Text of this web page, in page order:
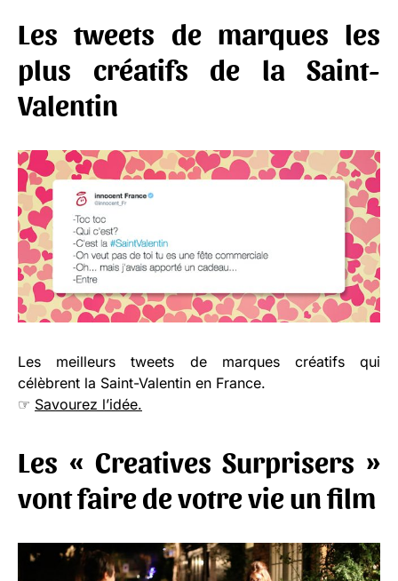
Les tweets de marques les
plus créatifs de la Saint-
Valentin
Les meilleurs tweets de marques créatifs qui
célèbrent la Saint-Valentin en France.
☞ Savourez l’idée.
Les « Creatives Surprisers »
vont faire de votre vie un film